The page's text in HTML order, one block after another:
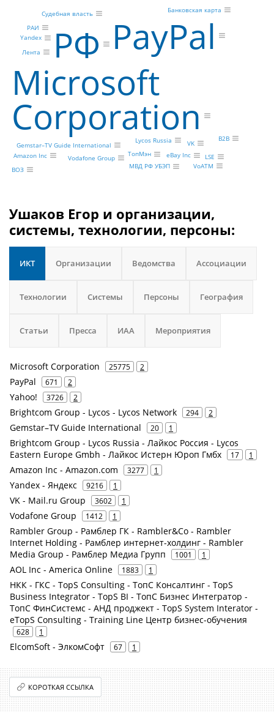
Microsoft
Corporation
PayPal
РФ
Gemstar–TV Guide International
Lycos Russia
Amazon Inc
Yandex
VK
Vodafone Group
ТопМэн eBay Inc
Лента
LSE
ВОЗ
МВД РФ УБЭП
Судебная власть
РАИ
Банковская карта
VoATM
B2B
Ушаков Егор и организации,
системы, технологии, персоны:
ИКТ Организации Ведомства Ассоциации
Технологии Системы Персоны География
Статьи Пресса ИАА Мероприятия
Microsoft Corporation 25775 2
PayPal 671 2
Yahoo! 3726 2
Brightcom Group - Lycos - Lycos Network 294 2
Gemstar–TV Guide International 20 1
Brightcom Group - Lycos Russia - Лайкос Россия - Lycos
Eastern Europe Gmbh - Лайкос Истерн Юроп Гмбх
17 1
Amazon Inc - Amazon.com 3277 1
Yandex - Яндекс 9216 1
VK - Mail.ru Group 3602 1
Vodafone Group 1412 1
Rambler Group - Рамблер ГК - Rambler&Co - Rambler
Internet Holding - Рамблер интернет-холдинг - Rambler
Media Group - Рамблер Медиа Групп
1001 1
AOL Inc - America Online 1883 1
НКК - ГКС - TopS Consulting - ТопС Консалтинг - TopS
Business Integrator - TopS BI - ТопС Бизнес Интегратор -
ТопС ФинСистемс - АНД проджект - TopS System Interator -
eTopS Consulting - Training Line Центр бизнес-обучения
628 1
ElcomSoft - ЭлкомСофт 67 1
КОРОТКАЯ ССЫЛКА